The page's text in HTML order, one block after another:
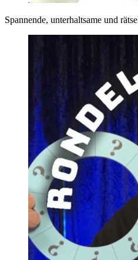
Spannende, unterhaltsame und